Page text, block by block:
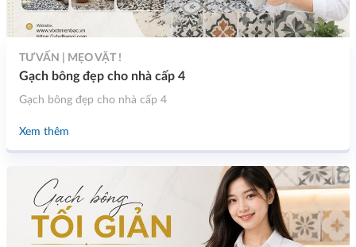
TƯ VẤN | MẸO VẶT !
Gạch bông đẹp cho nhà cấp 4
Gạch bông đẹp cho nhà cấp 4
Xem thêm